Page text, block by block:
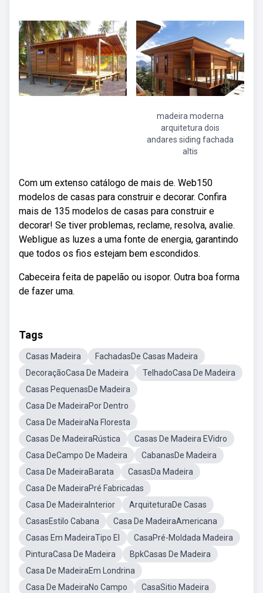
madeira moderna
arquitetura dois
andares siding fachada
altis
Com um extenso catálogo de mais de. Web150
modelos de casas para construir e decorar. Confira
mais de 135 modelos de casas para construir e
decorar! Se tiver problemas, reclame, resolva, avalie.
Webligue as luzes a uma fonte de energia, garantindo
que todos os fios estejam bem escondidos.
Cabeceira feita de papelão ou isopor. Outra boa forma
de fazer uma.
Tags
Casas Madeira
FachadasDe Casas Madeira
DecoraçãoCasa De Madeira
TelhadoCasa De Madeira
Casas PequenasDe Madeira
Casa De MadeiraPor Dentro
Casa De MadeiraNa Floresta
Casas De MadeiraRústica
Casas De Madeira EVidro
Casa DeCampo De Madeira
CabanasDe Madeira
Casa De MadeiraBarata
CasasDa Madeira
Casa De MadeiraPré Fabricadas
Casa De MadeiraInterior
ArquiteturaDe Casas
CasasEstilo Cabana
Casa De MadeiraAmericana
Casas Em MadeiraTipo El
CasaPré-Moldada Madeira
PinturaCasa De Madeira
BpkCasas De Madeira
Casa De MadeiraEm Londrina
Casa De MadeiraNo Campo
CasaSitio Madeira